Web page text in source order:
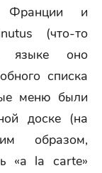
Франции и
(что-то
языке оно
списка
меню были
доске (на
образом,
«а la carte»